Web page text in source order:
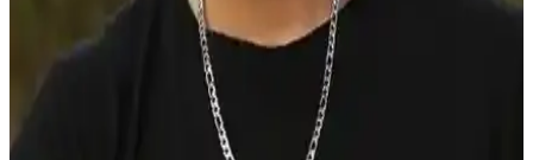
Felisya Modelleri Analizi
İki keten şapka modelinin malzeme, tasarım ve kullanıcı
yorumlarıyla detaylı karşılaştırması, seçim yaparken dikkat edilmesi
Erkek Keten Pantolon Kombinleri: Yaz İçin Hafif ve